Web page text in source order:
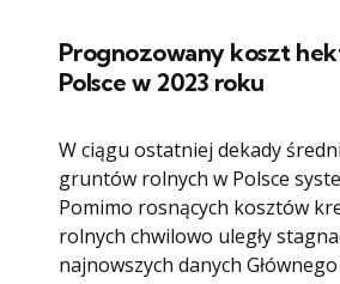
Prognozowany koszt
Polsce w 2023 roku
W ciągu ostatniej dekady
gruntów rolnych w Polsce
Pomimo rosnących kosztów
rolnych chwilowo uległy
najnowszych danych